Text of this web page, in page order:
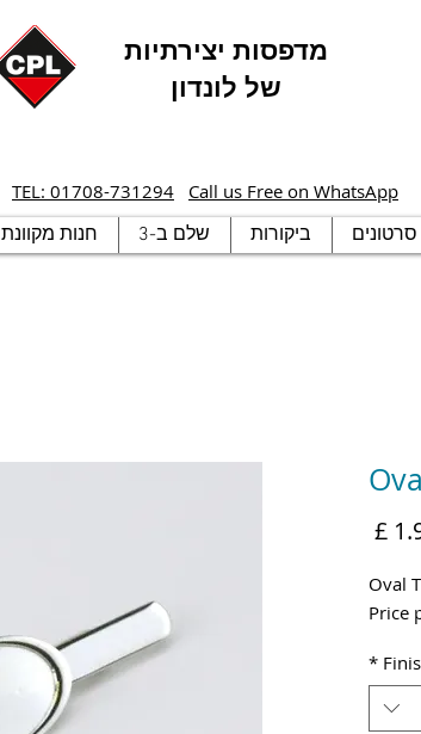
מדפסות יצירתיות
של לונדון
TEL: 01708-731294 Call us Free on WhatsApp
חנות מקוונת שלם ב-3 ביקורות סרטונים
מחיר
Oval
Price
*